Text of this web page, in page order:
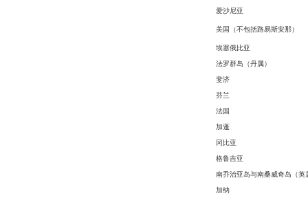
爱沙尼亚
美国（不包括路易斯安那）
埃塞俄比亚
法罗群岛（丹属）
斐济
芬兰
法国
加蓬
冈比亚
格鲁吉亚
南乔治亚岛与南桑威奇岛（英
加纳